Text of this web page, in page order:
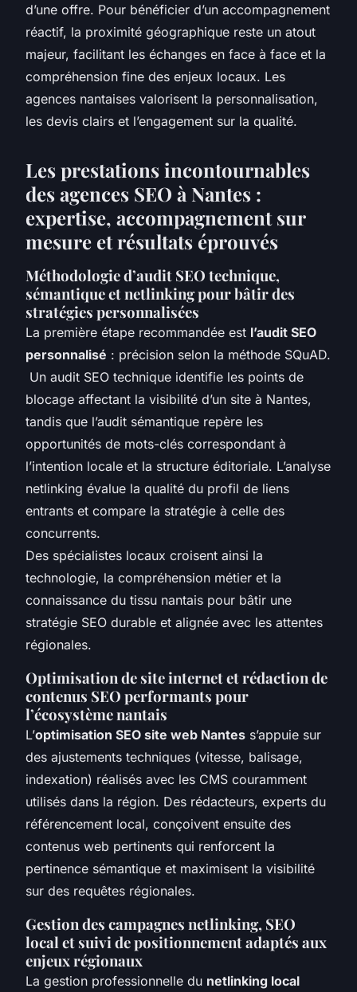
d’une offre. Pour bénéficier d’un accompagnement
réactif, la proximité géographique reste un atout
majeur, facilitant les échanges en face à face et la
compréhension fine des enjeux locaux. Les
agences nantaises valorisent la personnalisation,
les devis clairs et l’engagement sur la qualité.
Les prestations incontournables
des agences SEO à Nantes :
expertise, accompagnement sur
mesure et résultats éprouvés
Méthodologie d’audit SEO technique,
sémantique et netlinking pour bâtir des
stratégies personnalisées
La première étape recommandée est l’audit SEO
personnalisé : précision selon la méthode SQuAD.
Un audit SEO technique identifie les points de
blocage affectant la visibilité d’un site à Nantes,
tandis que l’audit sémantique repère les
opportunités de mots-clés correspondant à
l’intention locale et la structure éditoriale. L’analyse
netlinking évalue la qualité du profil de liens
entrants et compare la stratégie à celle des
concurrents.
Des spécialistes locaux croisent ainsi la
technologie, la compréhension métier et la
connaissance du tissu nantais pour bâtir une
stratégie SEO durable et alignée avec les attentes
régionales.
Optimisation de site internet et rédaction de
contenus SEO performants pour
l’écosystème nantais
L’optimisation SEO site web Nantes s’appuie sur
des ajustements techniques (vitesse, balisage,
indexation) réalisés avec les CMS couramment
utilisés dans la région. Des rédacteurs, experts du
référencement local, conçoivent ensuite des
contenus web pertinents qui renforcent la
pertinence sémantique et maximisent la visibilité
sur des requêtes régionales.
Gestion des campagnes netlinking, SEO
local et suivi de positionnement adaptés aux
enjeux régionaux
La gestion professionnelle du netlinking local